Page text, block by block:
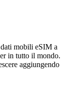
mobili eSIM a
in tutto il mondo.
aggiungendo